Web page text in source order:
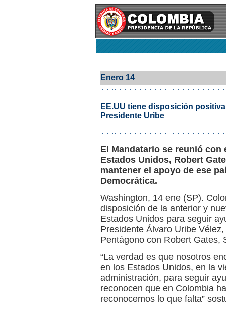
Enero 14
EE.UU tiene disposición
Presidente Uribe
El Mandatario se reunió con
Estados Unidos, Robert
mantener el apoyo de ese
Democrática.
Washington, 14 ene (SP).
disposición de la anterior y
Estados Unidos para seguir
Presidente Álvaro Uribe
Pentágono con Robert Gates,
“La verdad es que nosotros
en los Estados Unidos, en la
administración, para seguir
reconocen que en Colombia
reconocemos lo que falta”